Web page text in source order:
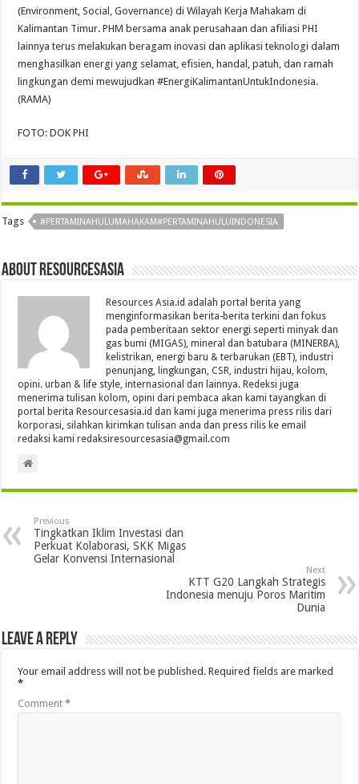
(Environment, Social, Governance) di Wilayah Kerja Mahakam di
Kalimantan Timur. PHM bersama anak perusahaan dan afiliasi PHI
lainnya terus melakukan beragam inovasi dan aplikasi teknologi dalam
menghasilkan energi yang selamat, efisien, handal, patuh, dan ramah
lingkungan demi mewujudkan #EnergiKalimantanUntukIndonesia.
(RAMA)
FOTO: DOK PHI
Tags #PERTAMINAHULUMAHAKAM#PERTAMINAHULUINDONESIA
About Resourcesasia
Resources Asia.id adalah portal berita yang
menginformasikan berita-berita terkini dan fokus
pada pemberitaan sektor energi seperti minyak dan
gas bumi (MIGAS), mineral dan batubara (MINERBA),
kelistrikan, energi baru & terbarukan (EBT), industri
penunjang, lingkungan, CSR, industri hijau, kolom,
opini. urban & life style, internasional dan lainnya. Redeksi juga
menerima tulisan kolom, opini dari pembaca akan kami tayangkan di
portal berita Resourcesasia.id dan kami juga menerima press rilis dari
korporasi, silahkan kirimkan tulisan anda dan press rilis ke email
redaksi kami redaksiresourcesasia@gmail.com
Previous
Tingkatkan Iklim Investasi dan
Perkuat Kolaborasi, SKK Migas
Gelar Konvensi Internasional
Next
KTT G20 Langkah Strategis
Indonesia menuju Poros Maritim
Dunia
Leave a Reply
Your email address will not be published. Required fields are marked
*
Comment*